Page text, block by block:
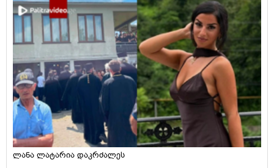
ლანა ლატარია დაკრძალეს